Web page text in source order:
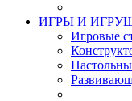
ИГРЫ И
Игровые